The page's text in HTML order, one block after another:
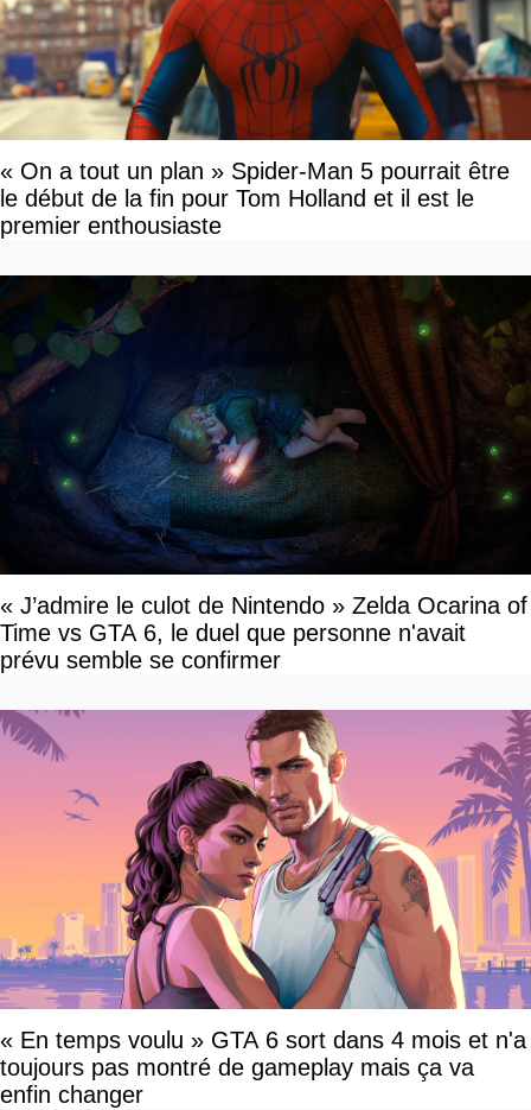
« On a tout un plan » Spider-Man 5 pourrait être
le début de la fin pour Tom Holland et il est le
premier enthousiaste
« J’admire le culot de Nintendo » Zelda Ocarina of
Time vs GTA 6, le duel que personne n'avait
prévu semble se confirmer
« En temps voulu » GTA 6 sort dans 4 mois et n'a
toujours pas montré de gameplay mais ça va
enfin changer